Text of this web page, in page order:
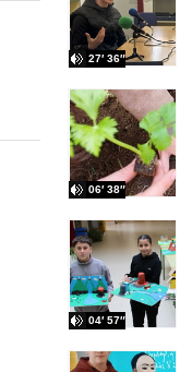
27′ 36″
06′ 38″
04′ 57″